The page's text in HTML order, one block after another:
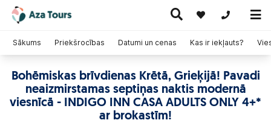
+371
ceļojumi
Ceļojumi
pa Eiropu
(ar
lidmašīnu)
Kruīzi
Karstie
piedāvājumi
Bohēmiskas brīvdienas Krētā, Grieķijā! Pavadi
neaizmirstamas septiņas naktis modernā
viesnīcā - INDIGO INN CASA ADULTS ONLY 4+*
ar brokastīm!
Sākums Priekšrocības Datumi un cenas Kas ir iekļauts?